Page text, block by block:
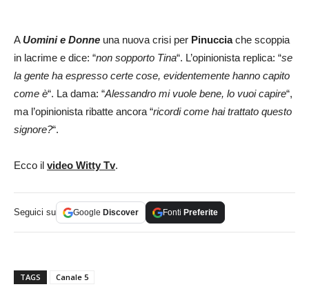
AUomini e Donne una nuova crisi per Pinucciache scoppia
in lacrime e dice: “non sopporto Tina“. L’opinionista replica: “se
la gente ha espresso certe cose, evidentemente hanno capito
come è“. La dama: “Alessandro mi vuole bene, lo vuoi capire“,
ma l’opinionista ribatte ancora “ricordi come hai trattato questo
signore?“.
Ecco il video Witty Tv.
Seguici su Google Discover Fonti Preferite
TAGS Canale 5